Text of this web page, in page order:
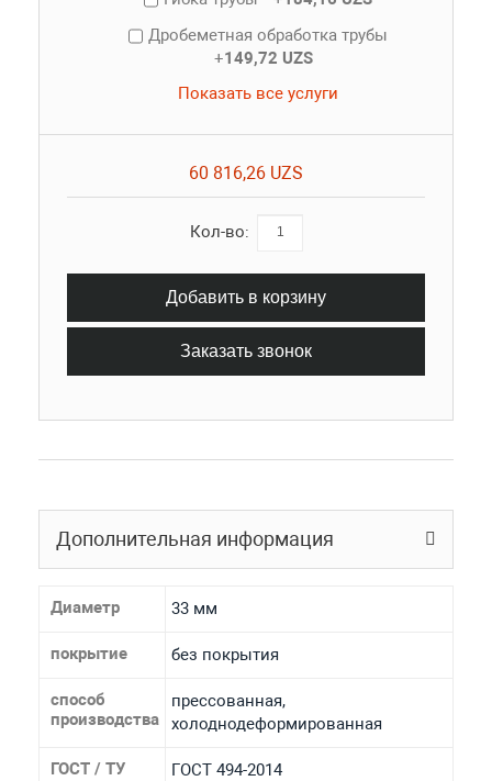
Дробеметная обработка трубы
+149,72 UZS
Показать все услуги
60 816,26 UZS
Кол-во:
Добавить в корзину
Заказать звонок
Дополнительная информация
Диаметр 33 мм
покрытие без покрытия
способ
производства
прессованная,
холоднодеформированная
ГОСТ / ТУ ГОСТ 494-2014